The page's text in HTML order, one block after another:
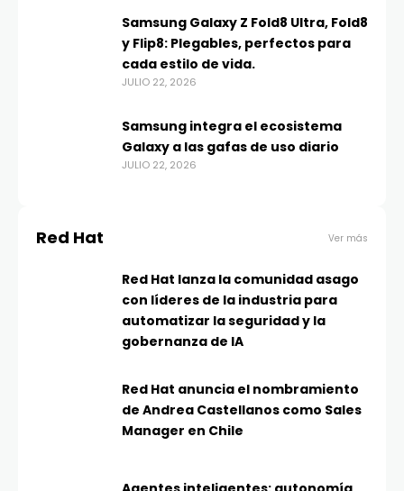
Samsung Galaxy Z Fold8 Ultra, Fold8
y Flip8: Plegables, perfectos para
cada estilo de vida.
JULIO 22, 2026
Samsung integra el ecosistema
Galaxy a las gafas de uso diario
JULIO 22, 2026
Red Hat Ver más
Red Hat lanza la comunidad asago
con líderes de la industria para
automatizar la seguridad y la
gobernanza de IA
Red Hat anuncia el nombramiento
de Andrea Castellanos como Sales
Manager en Chile